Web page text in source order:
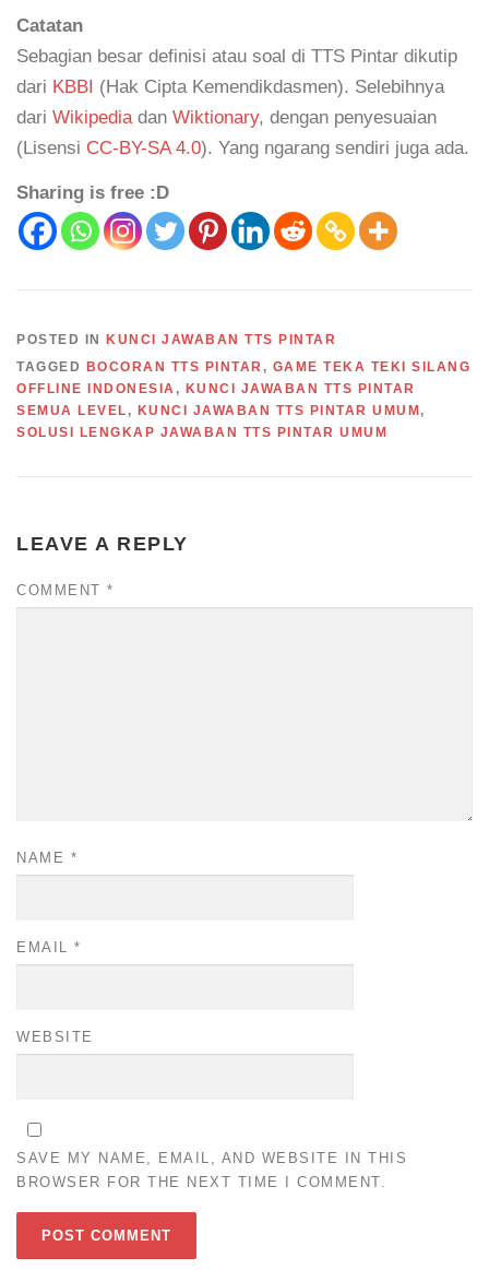
Catatan
Sebagian besar definisi atau soal di TTS Pintar dikutip
dari KBBI (Hak Cipta Kemendikdasmen). Selebihnya
dari Wikipediadan Wiktionary, dengan penyesuaian
(Lisensi CC-BY-SA 4.0). Yang ngarang sendiri juga ada.
Sharing is free :D
POSTED IN
KUNCI JAWABAN TTS PINTAR
TAGGED
BOCORAN TTS PINTAR , GAME TEKA TEKI SILANG
OFFLINE INDONESIA , KUNCI JAWABAN TTS PINTAR
SEMUA LEVEL , KUNCI JAWABAN TTS PINTAR UMUM ,
SOLUSI LENGKAP JAWABAN TTS PINTAR UMUM
LEAVE A REPLY
COMMENT *
NAME *
EMAIL *
WEBSITE
SAVE MY NAME, EMAIL, AND WEBSITE IN THIS
BROWSER FOR THE NEXT TIME I COMMENT.